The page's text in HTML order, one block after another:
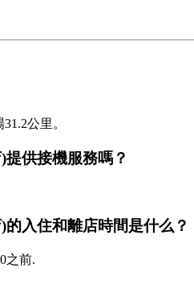
公里。
供接機服務嗎？
入住和離店時間是什么？
之前.